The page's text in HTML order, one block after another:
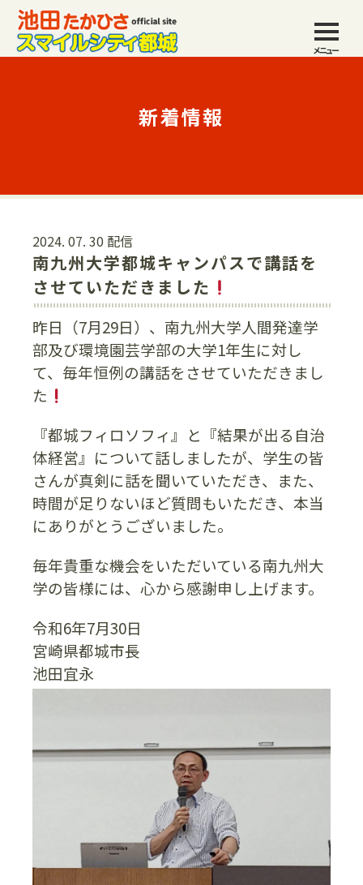
メニュー
新着情報
2024. 07. 30 配信
南九州大学都城キャンパスで講話を
させていただきました
昨日（7月29日）、南九州大学人間発達学
部及び環境園芸学部の大学1年生に対し
て、毎年恒例の講話をさせていただきまし
た
『都城フィロソフィ』と『結果が出る自治
体経営』について話しましたが、学生の皆
さんが真剣に話を聞いていただき、また、
時間が足りないほど質問もいただき、本当
にありがとうございました。
毎年貴重な機会をいただいている南九州大
学の皆様には、心から感謝申し上げます。
令和6年7月30日
宮崎県都城市長
池田宜永